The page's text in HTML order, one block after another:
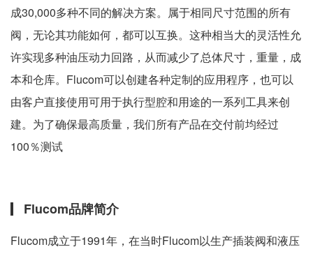
成30,000多种不同的解决方案。属于相同尺寸范围的所有
阀，无论其功能如何，都可以互换。这种相当大的灵活性允
许实现多种油压动力回路，从而减少了总体尺寸，重量，成
本和仓库。Flucom可以创建各种定制的应用程序，也可以
由客户直接使用可用于执行型腔和用途的一系列工具来创
建。为了确保最高质量，我们所有产品在交付前均经过
100％测试
Flucom品牌简介
Flucom成立于1991年，在当时Flucom以生产插装阀和液压